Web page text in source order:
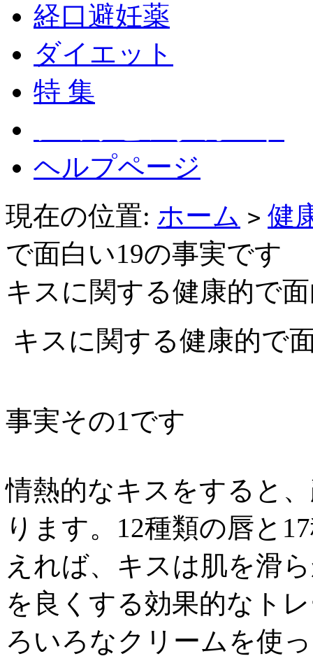
経口避妊薬
ダイエット
特 集
ヘルプページ
現在の位置: ホーム > 健
で面白い19の事実です
キスに関する健康的で
キスに関する健康的で
事実その1です
情熱的なキスをすると
ります。12種類の唇と
えれば、キスは肌を滑
を良くする効果的なト
ろいろなクリームを使